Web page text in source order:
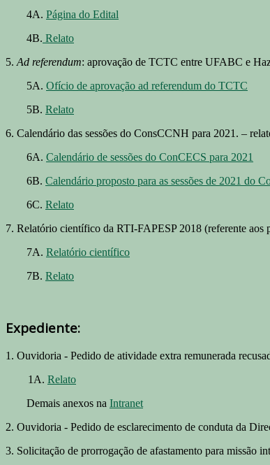
4A. Página do Edital
4B. Relato
5. Ad referendum: aprovação de TCTC entre UFABC e
5A. Ofício de aprovação ad referendum do TCTC
5B. Relato
6. Calendário das sessões do ConsCCNH para 2021. –
6A. Calendário de sessões do ConCECS para 2021
6B. Calendário proposto para as sessões de 2021 do
6C. Relato
7. Relatório científico da RTI-FAPESP 2018 (referente
7A. Relatório científico
7B. Relato
Expediente:
1. Ouvidoria - Pedido de atividade extra remunerada
1A. Relato
Demais anexos na Intranet
2. Ouvidoria - Pedido de esclarecimento de conduta da
3. Solicitação de prorrogação de afastamento para missão